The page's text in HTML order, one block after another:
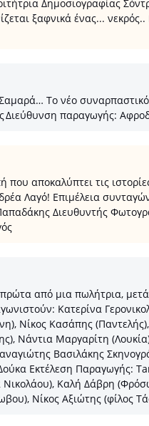
Δημοσιογραφίας
ξαφνικά ένας...
Το νέο
Διεύθυνση παραγωγής:
αποκαλύπτει τις
Λαγό! Eπιμέλεια
Διευθυντής
από μια πωλήτρια,
Κατερίνα
Νίκος Κασάπης
Νάντια Μαργαρίτη
Βασιλάκης
Εκτέλεση Παραγωγής:
Καλή Δάβρη
Νίκος Αξιώτης (φίλος